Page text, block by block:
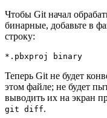
Чтобы Git начал
бинарные, добавьте в
строку:
*.pbxproj binary
Теперь Git не будет
этом файле; не будет
выводить их на экран
git diff.